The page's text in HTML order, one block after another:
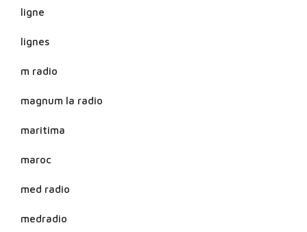
ligne
lignes
m radio
magnum la radio
maritima
maroc
med radio
medradio